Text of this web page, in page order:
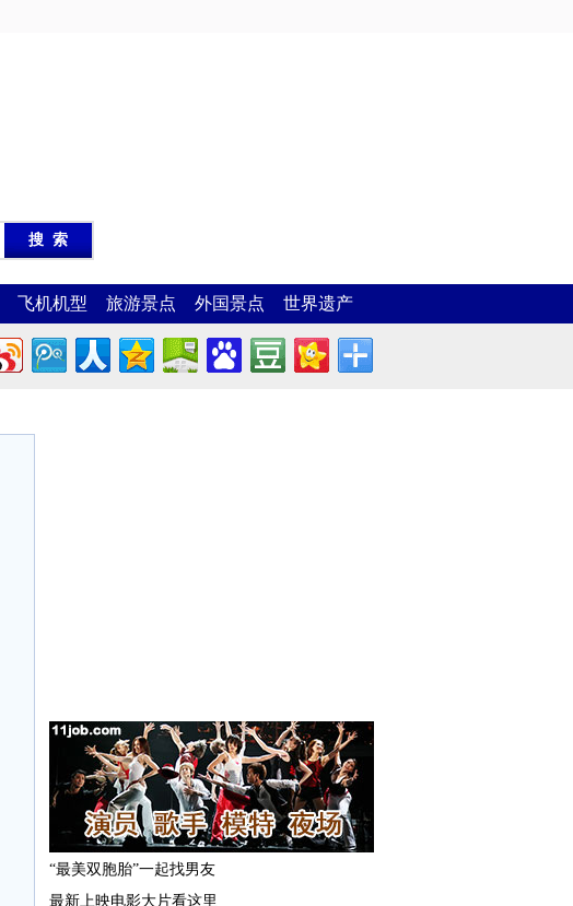
飞机机型 旅游景点 外国景点 世界遗产